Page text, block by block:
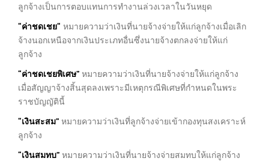
ลูกจ้างเป็นการตอบแทนการทำงานล่วงเวลาในวันหยุด
“ค่าชดเชย“ หมายความว่าเงินที่นายจ้างจ่ายให้แก่ลูกจ้างเมื่อเลิก
จ้างนอกเหนือจากเงินประเภทอื่นซึ่งนายจ้างตกลงจ่ายให้แก่
ลูกจ้าง
“ค่าชดเชยพิเศษ” หมายความว่าเงินที่นายจ้างจ่ายให้แก่ลูกจ้าง
เมื่อสัญญาจ้างสิ้นสุดลงเพราะมีเหตุกรณีพิเศษที่กำหนดในพระ
ราชบัญญัตินี้
“เงินสะสม” หมายความว่าเงินที่ลูกจ้างจ่ายเข้ากองทุนสงเคราะห์
ลูกจ้าง
“เงินสมทบ” หมายความว่าเงินที่นายจ้างจ่ายสมทบให้แก่ลูกจ้าง